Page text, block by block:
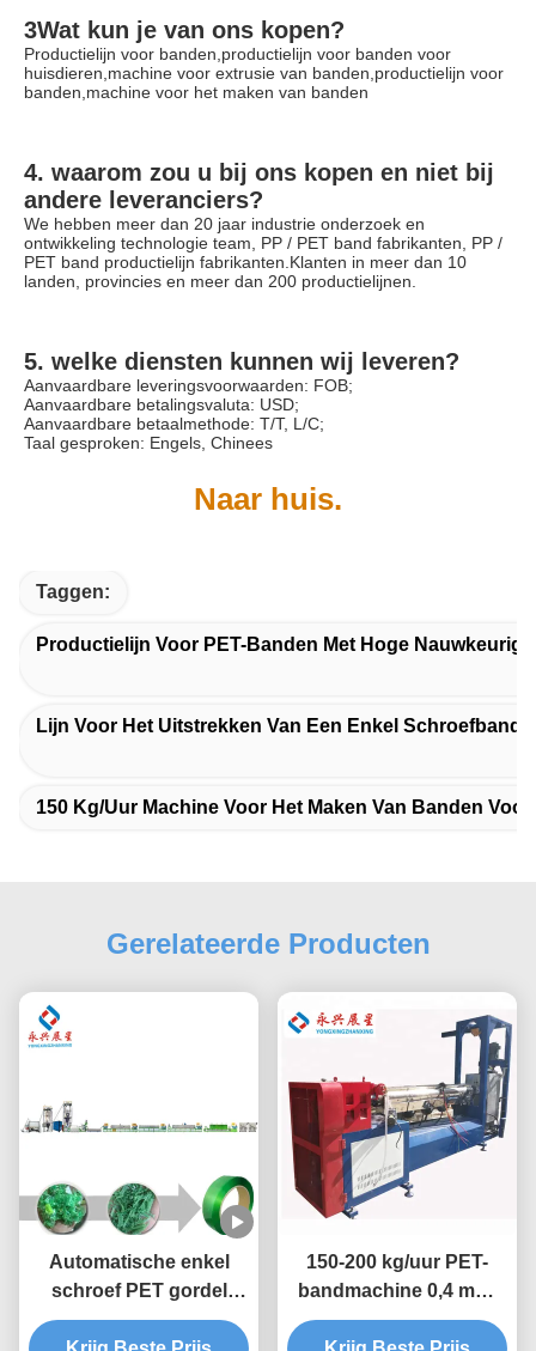
3Wat kun je van ons kopen?
Productielijn voor banden,productielijn voor banden voor
huisdieren,machine voor extrusie van banden,productielijn voor
banden,machine voor het maken van banden
4. waarom zou u bij ons kopen en niet bij
andere leveranciers?
We hebben meer dan 20 jaar industrie onderzoek en
ontwikkeling technologie team, PP / PET band fabrikanten, PP /
PET band productielijn fabrikanten.Klanten in meer dan 10
landen, provincies en meer dan 200 productielijnen.
5. welke diensten kunnen wij leveren?
Aanvaardbare leveringsvoorwaarden: FOB;
Aanvaardbare betalingsvaluta: USD;
Aanvaardbare betaalmethode: T/T, L/C;
Taal gesproken: Engels, Chinees
Naar huis.
Taggen:
Productielijn Voor PET-Banden Met Hoge
Lijn Voor Het Uitstrekken Van Een Enkel Schroefband
150 Kg/uur Machine Voor Het Maken Van Banden
Gerelateerde Producten
Automatische enkel
schroef PET gordel
plastic band maken
150-200 kg/uur PET-
bandmachine 0,4 mm-
1,5 mm